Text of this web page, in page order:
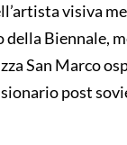
visiva
della Biennale,
San Marco
post